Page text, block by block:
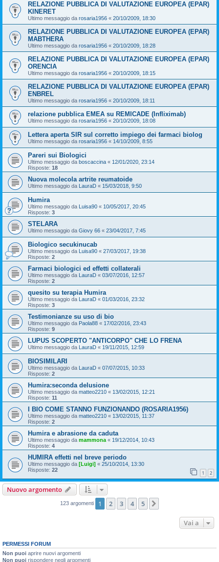
RELAZIONE PUBBLICA DI VALUTAZIONE EUROPEA (EPAR)
KINERET
Ultimo messaggio da rosaria1956 « 20/10/2009, 18:30
RELAZIONE PUBBLICA DI VALUTAZIONE EUROPEA (EPAR)
MABTHERA
Ultimo messaggio da rosaria1956 « 20/10/2009, 18:28
RELAZIONE PUBBLICA DI VALUTAZIONE EUROPEA (EPAR)
ORENCIA
Ultimo messaggio da rosaria1956 « 20/10/2009, 18:15
RELAZIONE PUBBLICA DI VALUTAZIONE EUROPEA (EPAR)
ENBREL
Ultimo messaggio da rosaria1956 « 20/10/2009, 18:11
relazione pubblica EMEA su REMICADE (Infliximab)
Ultimo messaggio da rosaria1956 « 20/10/2009, 18:08
Lettera aperta SIR sul corretto impiego dei farmaci biolog
Ultimo messaggio da rosaria1956 « 14/10/2009, 8:55
Pareri sui Biologici
Ultimo messaggio da boscaccina « 12/01/2020, 23:14
Risposte: 18
Nuova molecola artrite reumatoide
Ultimo messaggio da LauraD « 15/03/2018, 9:50
Humira
Ultimo messaggio da Luisa90 « 10/05/2017, 20:45
Risposte: 3
STELARA
Ultimo messaggio da Giovy 66 « 23/04/2017, 7:45
Biologico secukinucab
Ultimo messaggio da Luisa90 « 27/03/2017, 19:38
Risposte: 2
Farmaci biologici ed effetti collaterali
Ultimo messaggio da LauraD « 03/07/2016, 12:57
Risposte: 2
quesito su terapia Humira
Ultimo messaggio da LauraD « 01/03/2016, 23:32
Risposte: 3
Testimonianze su uso di bio
Ultimo messaggio da Paola88 « 17/02/2016, 23:43
Risposte: 9
LUPUS SCOPERTO "ANTICORPO" CHE LO FRENA
Ultimo messaggio da LauraD « 19/11/2015, 12:59
BIOSIMILARI
Ultimo messaggio da LauraD « 07/07/2015, 10:33
Risposte: 2
Humira:seconda delusione
Ultimo messaggio da matteo2210 « 13/02/2015, 12:21
Risposte: 11
I BIO COME STANNO FUNZIONANDO (ROSARIA1956)
Ultimo messaggio da matteo2210 « 13/02/2015, 11:37
Risposte: 2
Humira e abrasione da caduta
Ultimo messaggio da mammona « 19/12/2014, 10:43
Risposte: 4
HUMIRA effetti nel breve periodo
Ultimo messaggio da [Luigi] « 25/10/2014, 13:30
Risposte: 22 1 2
Nuovo argomento
123 argomenti 1 2 3 4 5
Vai a
PERMESSI FORUM
Non puoi aprire nuovi argomenti
Non puoi rispondere negli argomenti